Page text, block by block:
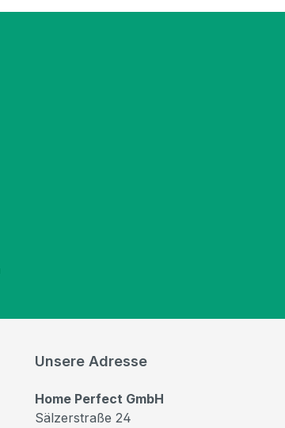
Unsere Adresse
Home Perfect GmbH
Sälzerstraße 24